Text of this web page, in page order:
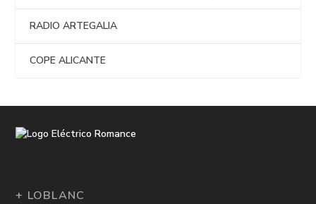
RADIO ARTEGALIA
COPE ALICANTE
+ LOBLANC